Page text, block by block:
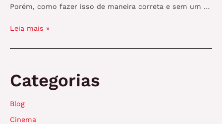
Porém, como fazer isso de maneira correta e sem um …
Quer
um
de
orçamento
e
Leia mais »
Categorias
Blog
Cinema